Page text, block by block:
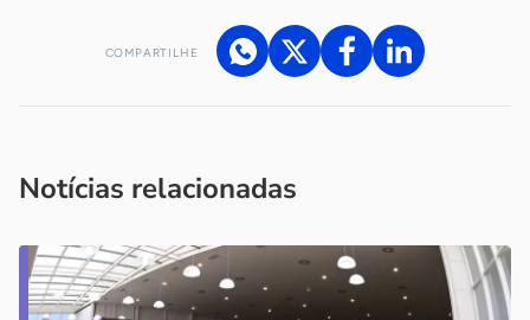
COMPARTILHE
Notícias relacionadas